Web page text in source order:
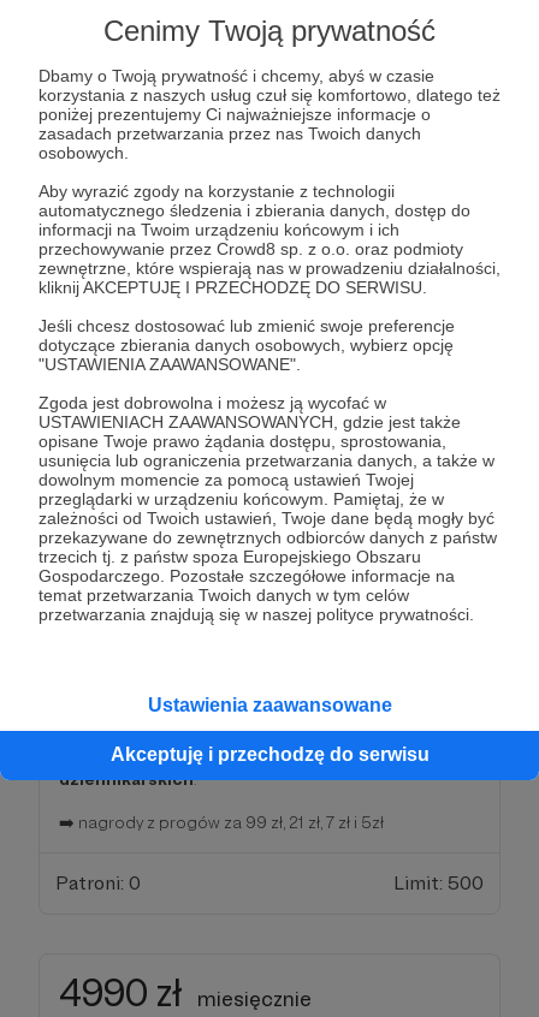
Cenimy Twoją prywatność
Dbamy o Twoją prywatność i chcemy, abyś w czasie
korzystania z naszych usług czuł się komfortowo, dlatego też
poniżej prezentujemy Ci najważniejsze informacje o
zasadach przetwarzania przez nas Twoich danych
osobowych.
Aby wyrazić zgody na korzystanie z technologii
automatycznego śledzenia i zbierania danych, dostęp do
informacji na Twoim urządzeniu końcowym i ich
przechowywanie przez Crowd8 sp. z o.o. oraz podmioty
zewnętrzne, które wspierają nas w prowadzeniu działalności,
kliknij AKCEPTUJĘ I PRZECHODZĘ DO SERWISU.
Jeśli chcesz dostosować lub zmienić swoje preferencje
dotyczące zbierania danych osobowych, wybierz opcję
"USTAWIENIA ZAAWANSOWANE".
Zgoda jest dobrowolna i możesz ją wycofać w
USTAWIENIACH ZAAWANSOWANYCH, gdzie jest także
opisane Twoje prawo żądania dostępu, sprostowania,
usunięcia lub ograniczenia przetwarzania danych, a także w
dowolnym momencie za pomocą ustawień Twojej
przeglądarki w urządzeniu końcowym. Pamiętaj, że w
zależności od Twoich ustawień, Twoje dane będą mogły być
przekazywane do zewnętrznych odbiorców danych z państw
trzecich tj. z państw spoza Europejskiego Obszaru
Gospodarczego. Pozostałe szczegółowe informacje na
temat przetwarzania Twoich danych w tym celów
przetwarzania znajdują się w naszej polityce prywatności.
Ustawienia zaawansowane
Akceptuję i przechodzę do serwisu
Dziękujemy. Nie każdy jest gotowy na taki gest.
i wiemy dokładnie gdzie i z czym zacząć.
Nagrody dla Ciebie:
Kolegium dziennikarskie XXI wieku
możliwośćuczestniczenia w komitecie
redakcyjnym , w którym określamy tematykę artykułów
opublikowanych na portalu, priorytety i cele .
➡️ nagrody z progów za 21 zł, 7 zł i 5 zł
330 zł miesięcznie
Pierwsze efekty!
To się nazywa wpłata!!!
Nagrody dla Ciebie:
➡️ Możesz wziąć udział wwarsztatach
dziennikarskich.
➡️ nagrody z progów za 99 zł, 21 zł, 7 zł i 5zł
Patroni: 0 Limit: 500
4990 zł miesięcznie